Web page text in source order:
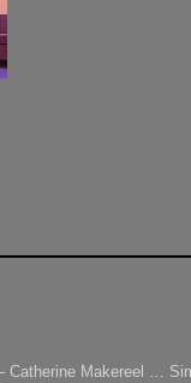
Catherine Makereel …